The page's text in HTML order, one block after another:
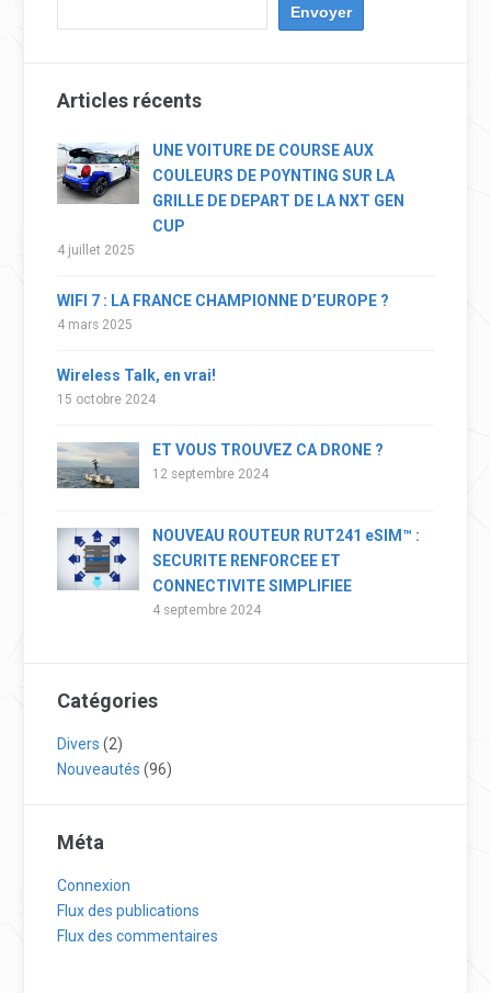
Articles récents
UNE VOITURE DE COURSE AUX
COULEURS DE POYNTING SUR LA
GRILLE DE DEPART DE LA NXT GEN
CUP
4 juillet 2025
WIFI 7 : LA FRANCE CHAMPIONNE D’EUROPE ?
4 mars 2025
Wireless Talk, en vrai!
15 octobre 2024
ET VOUS TROUVEZ CA DRONE ?
12 septembre 2024
NOUVEAU ROUTEUR RUT241 eSIM™ :
SECURITE RENFORCEE ET
CONNECTIVITE SIMPLIFIEE
4 septembre 2024
Catégories
Divers (2)
Nouveautés (96)
Méta
Connexion
Flux des publications
Flux des commentaires